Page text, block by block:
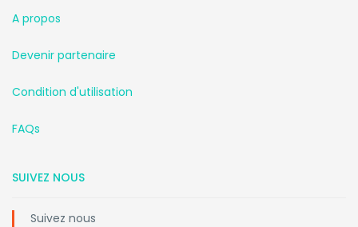
A propos
Devenir partenaire
Condition d'utilisation
FAQs
SUIVEZ NOUS
Suivez nous